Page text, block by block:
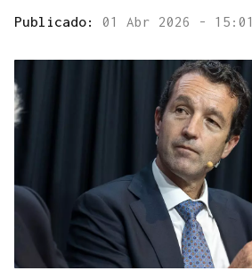
Publicado: 01 Abr 2026 - 15:01